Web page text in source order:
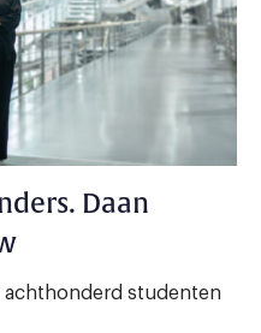
Daan
studenten